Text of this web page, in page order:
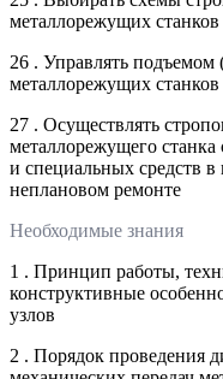
металлорежущих
26 . Управлять подъемом
металлорежущих
27 . Осуществлять
металлорежущего
и специальных средств в
неплановом ремонте
Необходимые знания
1 . Принцип работы,
конструктивные
узлов
2 . Порядок проведения